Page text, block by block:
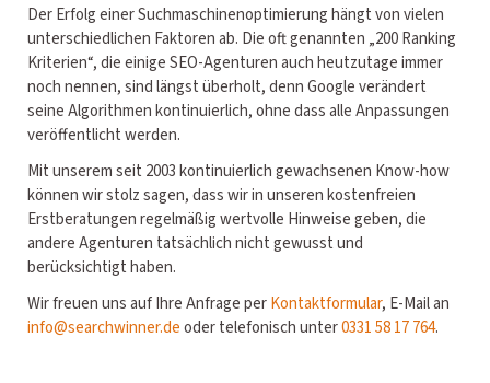
Der Erfolg einer Suchmaschinenoptimierung hängt von vielen
unterschiedlichen Faktoren ab. Die oft genannten „200 Ranking
Kriterien“, die einige SEO-Agenturen auch heutzutage immer
noch nennen, sind längst überholt, denn Google verändert
seine Algorithmen kontinuierlich, ohne dass alle Anpassungen
veröffentlicht werden.
Mit unserem seit 2003 kontinuierlich gewachsenen Know-how
können wir stolz sagen, dass wir in unseren kostenfreien
Erstberatungen regelmäßig wertvolle Hinweise geben, die
andere Agenturen tatsächlich nicht gewusst und
berücksichtigt haben.
Wir freuen uns auf Ihre Anfrage perKontaktformular, E-Mail an
info@searchwinner.deoder telefonisch unter0331 58 17 764.